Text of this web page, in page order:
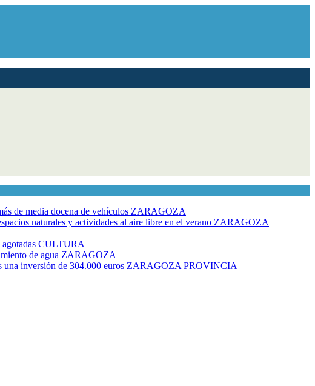
de media docena de vehículos ZARAGOZA
naturales y actividades al aire libre en el verano ZARAGOZA
CULTURA
de agua ZARAGOZA
una inversión de 304.000 euros ZARAGOZA PROVINCIA